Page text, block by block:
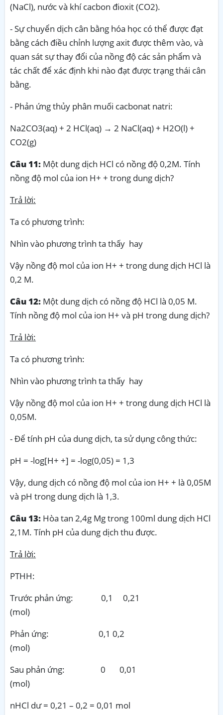
(NaCl), nước và khí cacbon đioxit (CO2).
- Sự chuyển dịch cân bằng hóa học có thể được đạt
bằng cách điều chỉnh lượng axit được thêm vào, và
quan sát sự thay đổi của nồng độ các sản phẩm và
tác chất để xác định khi nào đạt được trạng thái cân
bằng.
- Phản ứng thủy phân muối cacbonat natri:
Na2CO3(aq) + 2 HCl(aq) → 2 NaCl(aq) + H2O(l) +
CO2(g)
Câu 11: Một dung dịch HCl có nồng độ 0,2M. Tính
nồng độ mol của ion H+ + trong dung dịch?
Trả lời:
Ta có phương trình:
Nhìn vào phương trình ta thấy hay
Vậy nồng độ mol của ion H+ + trong dung dịch HCl là
0,2 M.
Câu 12: Một dung dịch có nồng độ HCl là 0,05 M.
Tính nồng độ mol của ion H+ và pH trong dung dịch?
Trả lời:
Ta có phương trình:
Nhìn vào phương trình ta thấy hay
Vậy nồng độ mol của ion H+ + trong dung dịch HCl là
0,05M.
- Để tính pH của dung dịch, ta sử dụng công thức:
pH = -log[H+ +] = -log(0,05) = 1,3
Vậy, dung dịch có nồng độ mol của ion H+ + là 0,05M
và pH trong dung dịch là 1,3.
Câu 13: Hòa tan 2,4g Mg trong 100ml dung dịch HCl
2,1M. Tính pH của dung dịch thu được.
Trả lời:
PTHH:
Trước phản ứng: 0,1 0,21
(mol)
Phản ứng: 0,1 0,2
(mol)
Sau phản ứng: 0 0,01
(mol)
nHCl dư = 0,21 – 0,2 = 0,01 mol